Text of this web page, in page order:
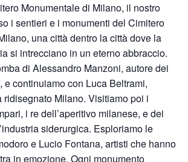
Monumentale di Milano, il nostro
i sentieri e i monumenti del Cimitero
una città dentro la città dove la
si intrecciano in un eterno abbraccio.
di Alessandro Manzoni, autore dei
e continuiamo con Luca Beltrami,
ridisegnato Milano. Visitiamo poi i
i re dell’aperitivo milanese, e dei
siderurgica. Esploriamo le
e Lucio Fontana, artisti che hanno
in emozione. Ogni monumento